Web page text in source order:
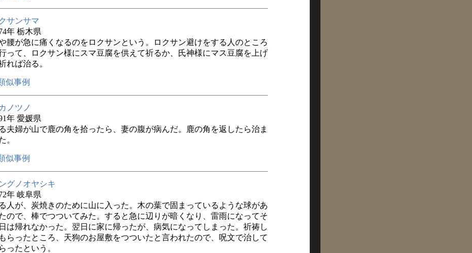
サンサマ
年 栃木県
腰が急に痛くなるのをロクサンという。ロクサン避けをする人のところ
って、ロクサン様にスマ豆腐を供えて祈るか、氏神様にマス豆腐を上げ
れば治る。
似事例
ノツノ
年 愛媛県
夫婦が山で鹿の角を拾ったら、妻の腹が病んだ。鹿の角を返したら治ま
。
似事例
グノオヤシキ
年 岐阜県
人が、炭焼きのために山に入った。木の葉で固まっているような球があ
ので、棒でつついてみた。すると急に辺りが暗くなり、雷雨になってそ
は帰れなかった。翌日に家に帰ったが、病気になってしまった。祈祷し
らったところ、天狗のお屋敷をつついたと言われたので、呪文で治して
ったという。